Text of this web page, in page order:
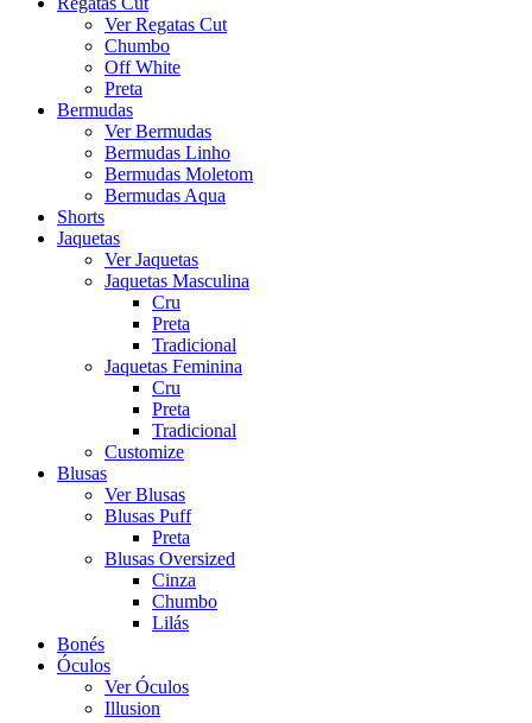
Ver Regatas Cut
Chumbo
Off White
Preta
Bermudas
Ver Bermudas
Bermudas Linho
Bermudas Moletom
Bermudas Aqua
Shorts
Jaquetas
Ver Jaquetas
Jaquetas Masculina
Cru
Preta
Tradicional
Jaquetas Feminina
Cru
Preta
Tradicional
Customize
Blusas
Ver Blusas
Blusas Puff
Preta
Blusas Oversized
Cinza
Chumbo
Lilás
Bonés
Óculos
Ver Óculos
Illusion